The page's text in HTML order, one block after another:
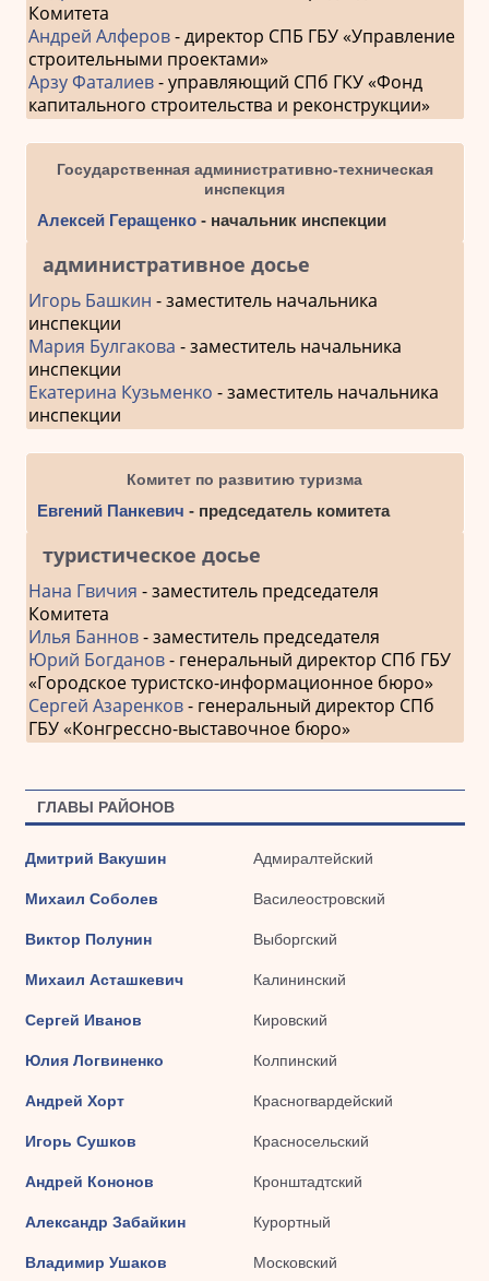
Комитета
Андрей Алферов- директор СПБ ГБУ «Управление
строительными проектами»
Арзу Фаталиев- управляющий СПб ГКУ «Фонд
капитального строительства и реконструкции»
Государственная административно-техническая
инспекция
Алексей Геращенко- начальник инспекции
административное досье
Игорь Башкин - заместитель начальника
инспекции
Мария Булгакова - заместитель начальника
инспекции
Екатерина Кузьменко - заместитель начальника
инспекции
Комитет по развитию туризма
Евгений Панкевич - председатель комитета
туристическое досье
Нана Гвичия - заместитель председателя
Комитета
Илья Баннов- заместитель председателя
Юрий Богданов- генеральный директор СПб ГБУ
«Городское туристско-информационное бюро»
Сергей Азаренков- генеральный директор СПб
ГБУ «Конгрессно-выставочное бюро»
ГЛАВЫ РАЙОНОВ
Дмитрий Вакушин Адмиралтейский
Михаил Соболев Василеостровский
Виктор Полунин Выборгский
Михаил Асташкевич Калининский
Сергей Иванов Кировский
Юлия Логвиненко Колпинский
Андрей Хорт Красногвардейский
Игорь Сушков Красносельский
Андрей Кононов Кронштадтский
Александр Забайкин Курортный
Владимир Ушаков Московский